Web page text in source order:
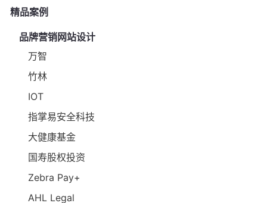
精品案例
品牌营销网站设计
万智
竹林
IOT
指掌易安全科技
大健康基金
国寿股权投资
Zebra Pay+
AHL Legal